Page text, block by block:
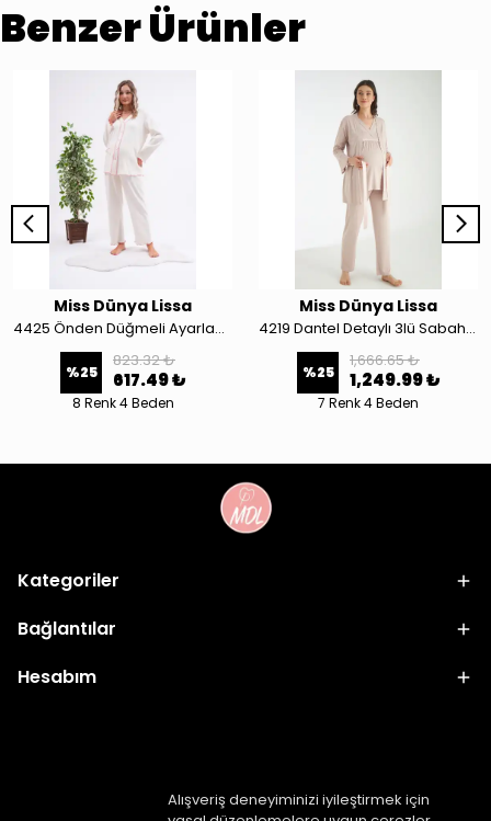
Alışveriş deneyiminizi iyileştirmek için
Benzer Ürünler
Miss Dünya Lissa
4425 Önden Düğmeli Ayarlanabilir Bel Kol ve Paça Fırfır Detaylı Hamile ve Lohusa Pijama Takımı
%25
823.32 ₺
617.49 ₺
8 Renk 4 Beden
Miss Dünya Lissa
4219 Dantel Detaylı 3lü Sabahlıklı Hamile Ve Lohusa Pijama Takımı
%25
1,666.65 ₺
1,249.99 ₺
7 Renk 4 Beden
Kategoriler
Bağlantılar
Hesabım